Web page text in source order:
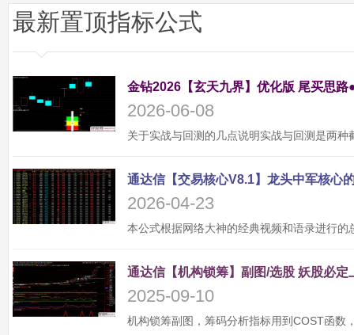
最新置顶指标公式
金钻2026【玄天九界】优化版 尾买思
2026-06-08
2026-04-23
2025-09-10